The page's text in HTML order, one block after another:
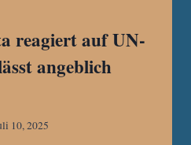
reagiert auf UN-
angeblich
10, 2025